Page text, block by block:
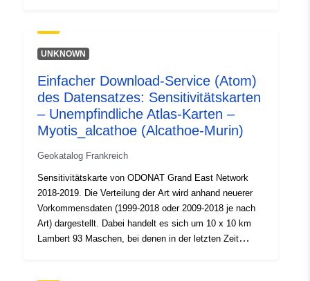
kann es sich um implantierte Populationen handeln, aber
auch um erratische Individuen. Diese Schicht stellt den
dar und ist nicht als erschöpfend zu betrachten. Das
Vorhandensein der Art außerhalb der ausgewiesenen
Gebiete ist möglich. Weitere Informationen finden Sie in
den Kartenlesehinweisen und PDF-Karten.
UNKNOWN
Einfacher Download-Service (Atom)
des Datensatzes: Sensitivitätskarten
– Unempfindliche Atlas-Karten –
Myotis_alcathoe (Alcathoe-Murin)
Geokatalog Frankreich
Sensitivitätskarte von ODONAT Grand East Network
2018-2019. Die Verteilung der Art wird anhand neuerer
Vorkommensdaten (1999-2018 oder 2009-2018 je nach
Art) dargestellt. Dabei handelt es sich um 10 x 10 km
Lambert 93 Maschen, bei denen in der letzten Zeit